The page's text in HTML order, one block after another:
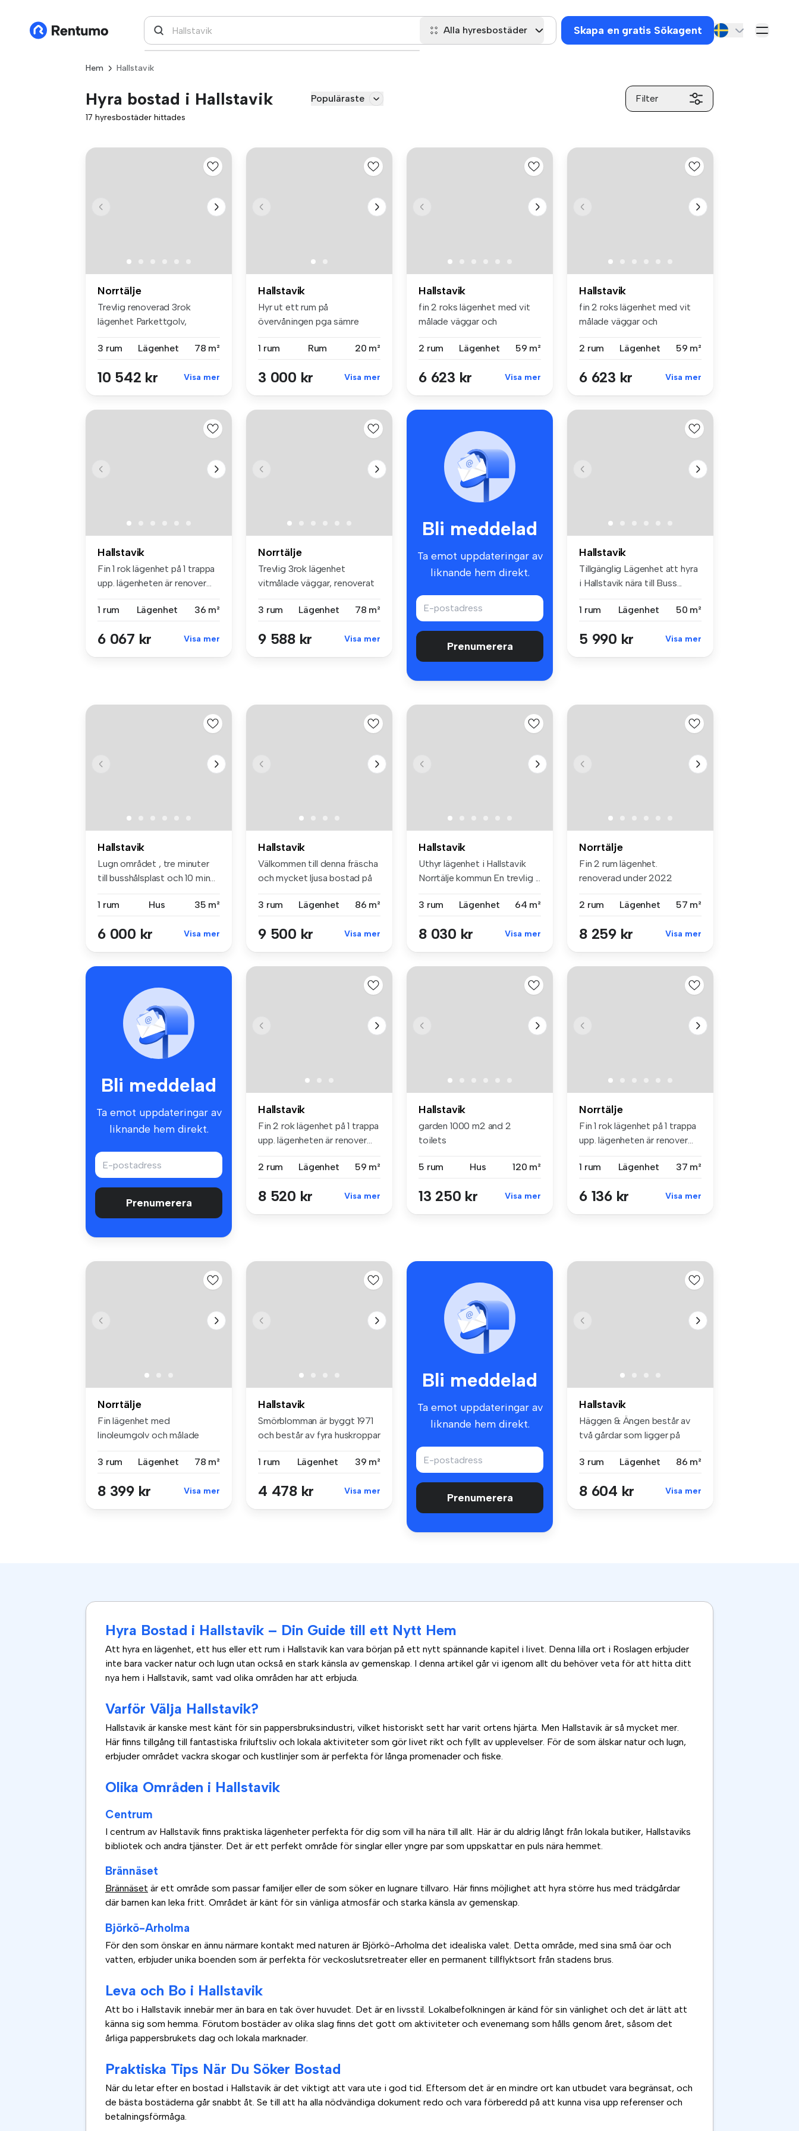
Alla hyresbostäder Skapa en gratis Sökagent
Hem Hallstavik
Hyra bostad i Hallstavik Populäraste Filter
17 hyresbostäder hittades
Norrtälje
Trevlig renoverad 3rok
lägenhet Parkettgolv,
3 rum
Lägenhet 78 m²
10 542 kr Visa mer
Hallstavik
Hyr ut ett rum på
övervåningen pga sämre
1 rum
Rum 20 m²
3 000 kr Visa mer
Hallstavik
fin 2 roks lägenhet med vit
målade väggar och
2 rum
Lägenhet 59 m²
6 623 kr Visa mer
Hallstavik
fin 2 roks lägenhet med vit
målade väggar och
2 rum
Lägenhet 59 m²
6 623 kr Visa mer
Hallstavik
Fin 1 rok lägenhet på 1 trappa
upp. lägenheten är renover...
1 rum Lägenhet 36 m²
6 067 kr Visa mer
Norrtälje
Trevlig 3rok lägenhet
vitmålade väggar, renoverat
3 rum
Lägenhet 78 m²
9 588 kr Visa mer
Bli meddelad
Ta emot uppdateringar av
liknande hem direkt.
Prenumerera
Hallstavik
Tillgänglig Lägenhet att hyra
i Hallstavik nära till Buss...
1 rum Lägenhet 50 m²
5 990 kr Visa mer
Hallstavik
Lugn området , tre minuter
till busshålsplast och 10 min...
1 rum Hus 35 m²
6 000 kr Visa mer
Hallstavik
Välkommen till denna fräscha
och mycket ljusa bostad på
3 rum
Lägenhet 86 m²
9 500 kr Visa mer
Hallstavik
Uthyr lägenhet i Hallstavik
Norrtälje kommun En trevlig ...
3 rum Lägenhet 64 m²
8 030 kr Visa mer
Norrtälje
Fin 2 rum lägenhet.
renoverad under 2022
2 rum
Lägenhet 57 m²
8 259 kr Visa mer
Bli meddelad
Ta emot uppdateringar av
liknande hem direkt.
Prenumerera
Hallstavik
Fin 2 rok lägenhet på 1 trappa
upp. lägenheten är renover...
2 rum Lägenhet 59 m²
8 520 kr Visa mer
Hallstavik
garden 1000 m2 and 2
toilets
5 rum Hus 120 m²
13 250 kr Visa mer
Norrtälje
Fin 1 rok lägenhet på 1 trappa
upp. lägenheten är renover...
1 rum Lägenhet 37 m²
6 136 kr Visa mer
Norrtälje
Fin lägenhet med
linoleumgolv och målade
3 rum
Lägenhet 78 m²
8 399 kr Visa mer
Hallstavik
Smörblomman är byggt 1971
och består av fyra huskroppar
1 rum
Lägenhet 39 m²
4 478 kr Visa mer
Bli meddelad
Ta emot uppdateringar av
liknande hem direkt.
Prenumerera
Hallstavik
Häggen & Ängen består av
två gårdar som ligger på
3 rum
Lägenhet 86 m²
8 604 kr Visa mer
Hyra Bostad i Hallstavik – Din Guide till ett Nytt Hem
Att hyra en lägenhet, ett hus eller ett rum i Hallstavik kan vara början på ett nytt spännande kapitel i livet. Denna lilla ort i Roslagen erbjuder
inte bara vacker natur och lugn utan också en stark känsla av gemenskap. I denna artikel går vi igenom allt du behöver veta för att hitta ditt
nya hem i Hallstavik, samt vad olika områden har att erbjuda.
Varför Välja Hallstavik?
Hallstavik är kanske mest känt för sin pappersbruksindustri, vilket historiskt sett har varit ortens hjärta. Men Hallstavik är så mycket mer.
Här finns tillgång till fantastiska friluftsliv och lokala aktiviteter som gör livet rikt och fyllt av upplevelser. För de som älskar natur och lugn,
erbjuder området vackra skogar och kustlinjer som är perfekta för långa promenader och fiske.
Olika Områden i Hallstavik
Centrum
I centrum av Hallstavik finns praktiska lägenheter perfekta för dig som vill ha nära till allt. Här är du aldrig långt från lokala butiker, Hallstaviks
bibliotek och andra tjänster. Det är ett perfekt område för singlar eller yngre par som uppskattar en puls nära hemmet.
Brännäset
Brännäset är ett område som passar familjer eller de som söker en lugnare tillvaro. Här finns möjlighet att hyra större hus med trädgårdar
där barnen kan leka fritt. Området är känt för sin vänliga atmosfär och starka känsla av gemenskap.
Björkö-Arholma
För den som önskar en ännu närmare kontakt med naturen är Björkö-Arholma det idealiska valet. Detta område, med sina små öar och
vatten, erbjuder unika boenden som är perfekta för veckoslutsretreater eller en permanent tillflyktsort från stadens brus.
Leva och Bo i Hallstavik
Att bo i Hallstavik innebär mer än bara en tak över huvudet. Det är en livsstil. Lokalbefolkningen är känd för sin vänlighet och det är lätt att
känna sig som hemma. Förutom bostäder av olika slag finns det gott om aktiviteter och evenemang som hålls genom året, såsom det
årliga pappersbrukets dag och lokala marknader.
Praktiska Tips När Du Söker Bostad
När du letar efter en bostad i Hallstavik är det viktigt att vara ute i god tid. Eftersom det är en mindre ort kan utbudet vara begränsat, och
de bästa bostäderna går snabbt åt. Se till att ha alla nödvändiga dokument redo och vara förberedd på att kunna visa upp referenser och
betalningsförmåga.